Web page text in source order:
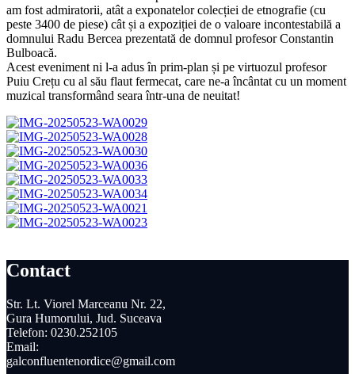
am fost admiratorii, atât a exponatelor colecției de etnografie (cu
peste 3400 de piese) cât și a expoziției de o valoare incontestabilă a
domnului Radu Bercea prezentată de domnul profesor Constantin
Bulboacă.
Acest eveniment ni l-a adus în prim-plan și pe virtuozul profesor
Puiu Crețu cu al său flaut fermecat, care ne-a încântat cu un moment
muzical transformând seara într-una de neuitat!
Contact
Str. Lt. Viorel Marceanu Nr. 22,
Gura Humorului, Jud. Suceava
Telefon: 0230.252105
Email:
galconfluentenordice@gmail.com